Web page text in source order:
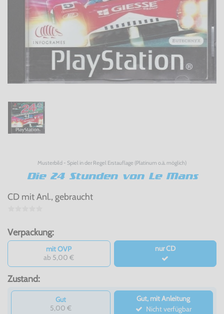
Musterbild - Spiel in der Regel Erstauflage (Platinum o.ä. möglich)
Die 24 Stunden von Le Mans
CD mit Anl., gebraucht
Verpackung:
mit OVP
ab 5,00 €
nur CD
Zustand:
Gut
5,00 €
Gut, mit Anleitung
Nicht verfügbar